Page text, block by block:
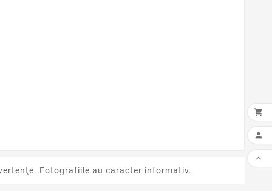
Fotografiile au caracter informativ.


